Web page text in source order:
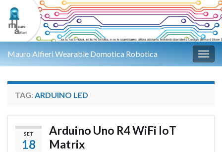
Mauro Alfieri Wearable Domotica Robotica
TAG: ARDUINO LED
SET
18
Arduino Uno R4 WiFi IoT
Matrix